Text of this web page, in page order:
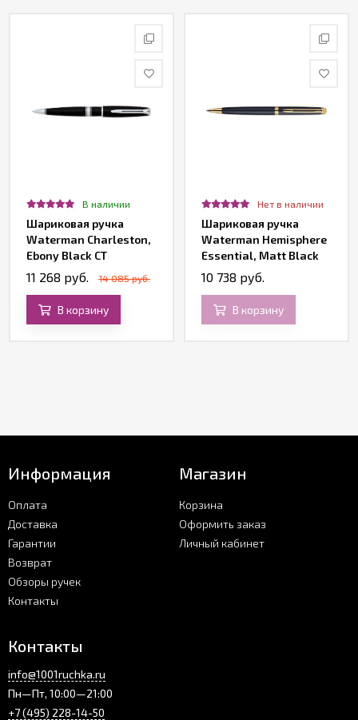
В наличии
Шариковая ручка
Waterman Charleston,
Ebony Black CT
11 268 руб. 14 085 руб.
В корзину
Нет в наличии
Шариковая ручка
Waterman Hemisphere
Essential, Matt Black
GT
10 738 руб.
В корзину
Информация
Оплата
Доставка
Гарантии
Возврат
Обзоры ручек
Контакты
Магазин
Корзина
Оформить заказ
Личный кабинет
Контакты
info@1001ruchka.ru
Пн—Пт, 10:00—21:00
+7 (495) 228-14-50